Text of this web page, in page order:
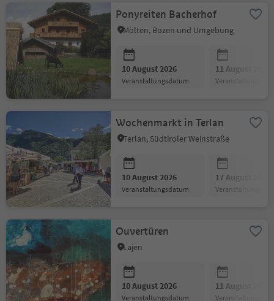
Ponyreiten Bacherhof
Mölten, Bozen und Umgebung
10 August 2026
Veranstaltungsdatum
11 August 2026
Wochenmarkt in Terlan
Terlan, Südtiroler Weinstraße
10 August 2026
Veranstaltungsdatum
17 August 2026
Ouvertüren
Lajen
10 August 2026
Veranstaltungsdatum
11 August 2026